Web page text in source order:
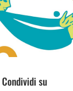
Condividi su